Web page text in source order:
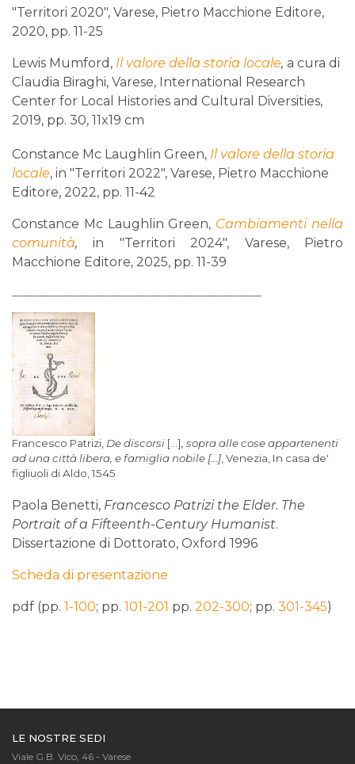
"Territori 2020", Varese, Pietro Macchione Editore,
2020, pp. 11-25
Lewis Mumford , Il valore della storia locale, a cura di
Claudia Biraghi, Varese, International Research
Center for Local Histories and Cultural Diversities,
2019, pp. 30, 11x19 cm
Constance Mc Laughlin Green, Il valore della storia
locale, in "Territori 2022", Varese, Pietro Macchione
Editore, 2022, pp. 11-42
Constance Mc Laughlin Green, Cambiamenti nella
comunità, in "Territori 2024", Varese, Pietro
Macchione Editore, 2025, pp. 11-39
Francesco Patrizi De discorsi [...] , sopra alle cose appartenenti
ad una città libera, e famiglia nobile [...] , Venezia, In casa de'
figliuoli di Aldo, 1545
Paola Benetti, Francesco Patrizi the Elder. The
Portrait of a Fifteenth-Century Humanist.
Dissertazione di Dottorato, Oxford 1996
Scheda di presentazione
pdf (pp. 1-100; pp. 101-201 pp. 202-300; pp. 301-345)
LE NOSTRE SEDI
Viale G.B. Vico, 46 - Varese